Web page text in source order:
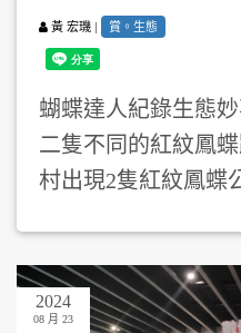
黃 宏璣 | 賞。生態
蝴蝶達人紀錄生態
二隻不同的紅紋鳳
村出現2隻紅紋鳳蝶
2024
08 月 23